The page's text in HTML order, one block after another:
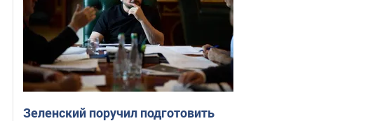
Зеленский поручил подготовить